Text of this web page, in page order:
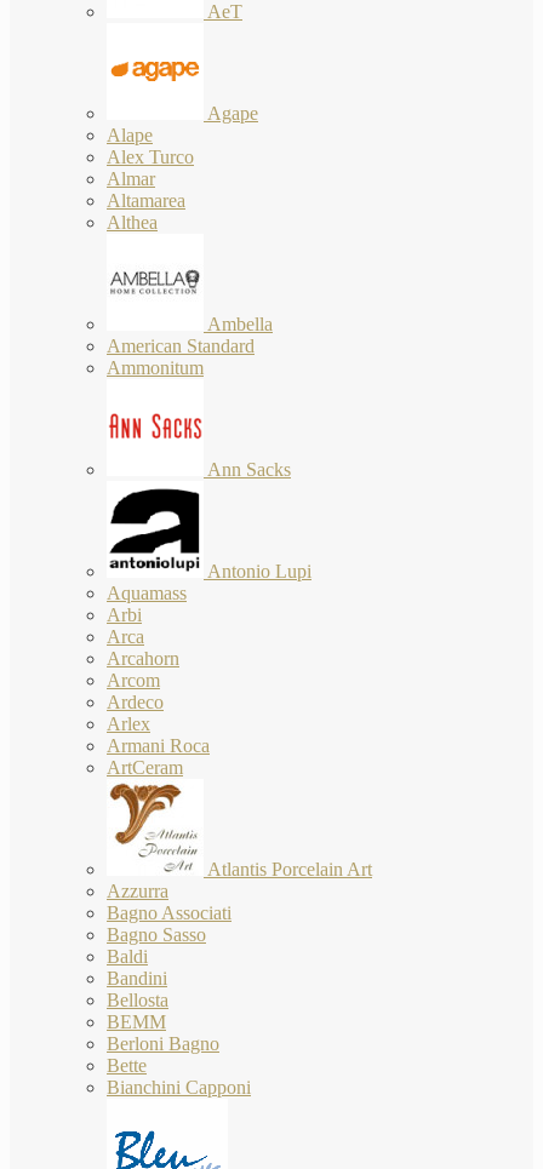
AeT
Agape
Alape
Alex Turco
Almar
Altamarea
Althea
Ambella
American Standard
Ammonitum
Ann Sacks
Antonio Lupi
Aquamass
Arbi
Arca
Arcahorn
Arcom
Ardeco
Arlex
Armani Roca
ArtCeram
Atlantis Porcelain Art
Azzurra
Bagno Associati
Bagno Sasso
Baldi
Bandini
Bellosta
BEMM
Berloni Bagno
Bette
Bianchini Capponi